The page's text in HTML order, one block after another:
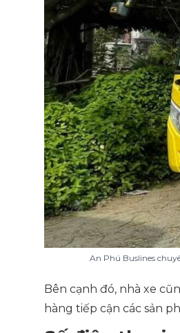
An Phú Buslines
Bên cạnh đó, nhà xe
hàng tiếp cận các sản